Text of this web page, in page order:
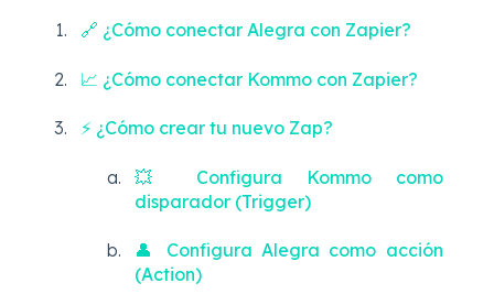
🔗 ¿Cómo conectar Alegra con Zapier?
📈 ¿Cómo conectar Kommo con Zapier?
⚡ ¿Cómo crear tu nuevo Zap?
💥 Configura Kommo como
disparador (Trigger)
👤 Configura Alegra como acción
(Action)